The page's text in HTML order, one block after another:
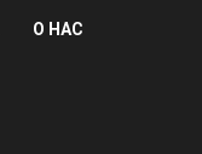
О НАС